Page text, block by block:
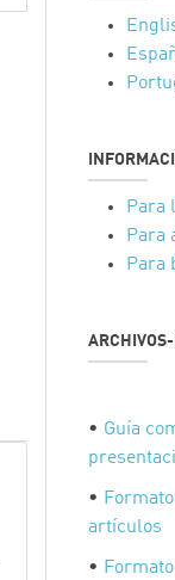
Para
Para
Para
• Guía
•
artículos
•